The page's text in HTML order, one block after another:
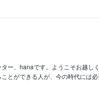
ー、hanaです。ようこそお越し
とができる人が、今の時代には